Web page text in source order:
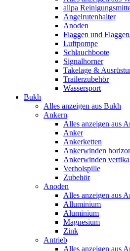
allpa
Angelrutenhalter
Anoden
Flaggen und
Luftpompe
Schlauchboote
Signalhorner
Takelage &
Trailerzubehör
Wassersport
Bukh
Alles anzeigen aus Bukh
Ankern
Alles anzeigen aus
Anker
Ankerketten
Ankerwinden
Ankerwinden
Verholspille
Zubehör
Anoden
Alles anzeigen aus
Alluminium
Aluminium
Magnesium
Zink
Antrieb
Alles anzeigen aus